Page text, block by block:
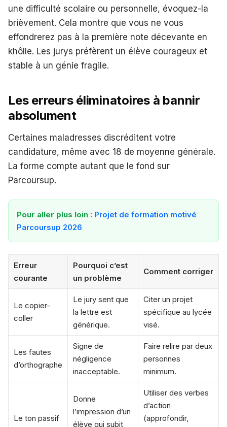
une difficulté scolaire ou personnelle, évoquez-la
brièvement. Cela montre que vous ne vous
effondrerez pas à la première note décevante en
khôlle. Les jurys préfèrent un élève courageux et
stable à un génie fragile.
Les erreurs éliminatoires à bannir
absolument
Certaines maladresses discréditent votre
candidature, même avec 18 de moyenne générale.
La forme compte autant que le fond sur
Parcoursup.
Pour aller plus loin : Projet de formation motivé
Parcoursup 2026
Erreur
courante
Pourquoi c’est
un problème
Comment corriger
Le copier-
coller
Le jury sent que
la lettre est
générique.
Citer un projet
spécifique au lycée
visé.
Les fautes
d’orthographe
Signe de
négligence
inacceptable.
Faire relire par deux
personnes
minimum.
Le ton passif
Donne
l’impression d’un
élève qui subit
Utiliser des verbes
d’action
(approfondir,